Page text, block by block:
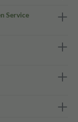
Service